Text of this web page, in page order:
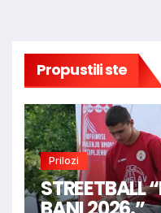
Propustili ste
Prilozi
STREETBALL